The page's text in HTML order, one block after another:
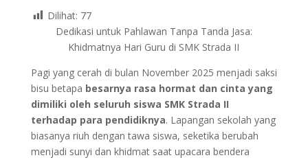
Dilihat: 77
Dedikasi untuk Pahlawan Tanpa Tanda Jasa:
Khidmatnya Hari Guru di SMK Strada II
Pagi yang cerah di bulan November 2025 menjadi saksi
bisu betapa besarnya rasa hormat dan cinta yang
dimiliki oleh seluruh siswa SMK Strada II
terhadap para pendidiknya. Lapangan sekolah yang
biasanya riuh dengan tawa siswa, seketika berubah
menjadi sunyi dan khidmat saat upacara bendera